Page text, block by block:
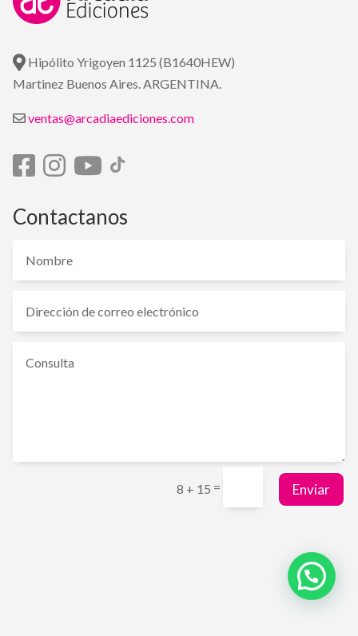
Hipólito Yrigoyen 1125 (B1640HEW)
Martinez Buenos Aires. ARGENTINA.
ventas@arcadiaediciones.com
Contactanos
8 + 15 = Enviar